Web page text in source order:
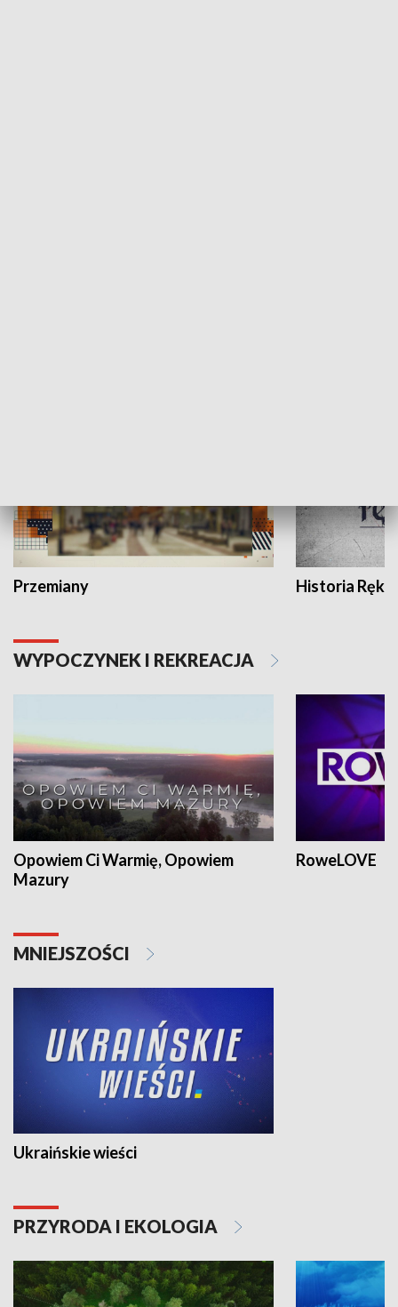
Przemiany Historia Ręką
WYPOCZYNEK I REKREACJA
Opowiem Ci Warmię, Opowiem
Mazury
RoweLOVE
MNIEJSZOŚCI
Ukraińskie wieści
PRZYRODA I EKOLOGIA